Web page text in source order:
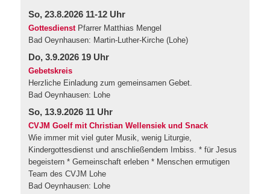
So, 23.8.2026 11-12 Uhr
Gottesdienst Pfarrer Matthias Mengel
Bad Oeynhausen: Martin-Luther-Kirche (Lohe)
Do, 3.9.2026 19 Uhr
Gebetskreis
Herzliche Einladung zum gemeinsamen Gebet.
Bad Oeynhausen: Lohe
So, 13.9.2026 11 Uhr
CVJM Goelf mit Christian Wellensiek und Snack
Wie immer mit viel guter Musik, wenig Liturgie,
Kindergottesdienst und anschließendem Imbiss. * für Jesus
begeistern * Gemeinschaft erleben * Menschen ermutigen
Team des CVJM Lohe
Bad Oeynhausen: Lohe